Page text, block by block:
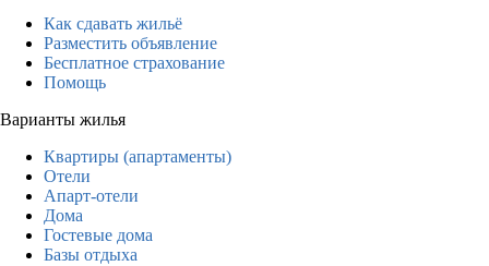
Как сдавать жильё
Разместить объявление
Бесплатное страхование
Помощь
Варианты жилья
Квартиры (апартаменты)
Отели
Апарт-отели
Дома
Гостевые дома
Базы отдыха